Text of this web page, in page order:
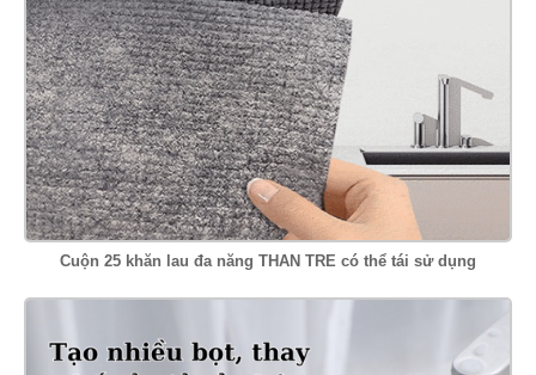
Cuộn 25 khăn lau đa năng THAN TRE có thể tái sử dụng